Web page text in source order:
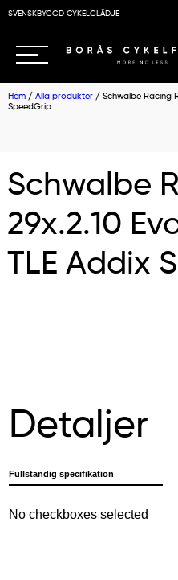
SVENSKBYGGD CYKELGLÄDJE
Hem / Alla produkter / Schwalbe Racing
SpeedGrip
Schwalbe
29x.2.10
TLE Addix
Detaljer
Fullständig specifikation
No checkboxes selected